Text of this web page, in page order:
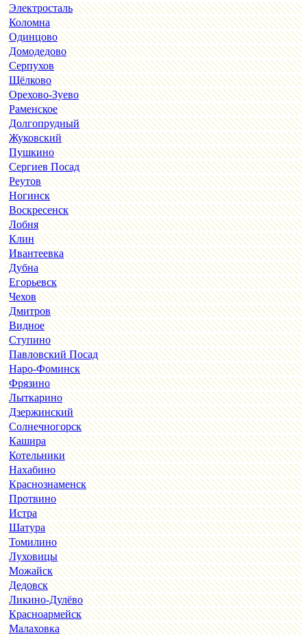
Электросталь
Коломна
Одинцово
Домодедово
Серпухов
Щёлково
Орехово-Зуево
Раменское
Долгопрудный
Жуковский
Пушкино
Сергиев Посад
Реутов
Ногинск
Воскресенск
Лобня
Клин
Ивантеевка
Дубна
Егорьевск
Чехов
Дмитров
Видное
Ступино
Павловский Посад
Наро-Фоминск
Фрязино
Лыткарино
Дзержинский
Солнечногорск
Кашира
Котельники
Нахабино
Краснознаменск
Протвино
Истра
Шатура
Томилино
Луховицы
Можайск
Дедовск
Ликино-Дулёво
Красноармейск
Малаховка